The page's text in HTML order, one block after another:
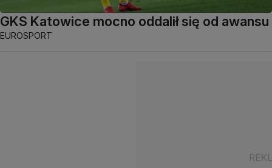
GKS Katowice mocno oddalił się od awansu
EUROSPORT